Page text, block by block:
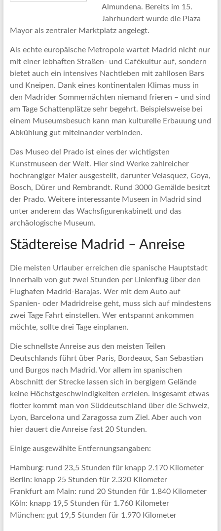
Almundena. Bereits im 15.
Jahrhundert wurde die Plaza
Mayor als zentraler Marktplatz angelegt.
Als echte europäische Metropole wartet Madrid nicht nur
mit einer lebhaften Straßen- und Cafékultur auf, sondern
bietet auch ein intensives Nachtleben mit zahllosen Bars
und Kneipen. Dank eines kontinentalen Klimas muss in
den Madrider Sommernächten niemand frieren – und sind
am Tage Schattenplätze sehr begehrt. Beispielsweise bei
einem Museumsbesuch kann man kulturelle Erbauung und
Abkühlung gut miteinander verbinden.
Das Museo del Prado ist eines der wichtigsten
Kunstmuseen der Welt. Hier sind Werke zahlreicher
hochrangiger Maler ausgestellt, darunter Velasquez, Goya,
Bosch, Dürer und Rembrandt. Rund 3000 Gemälde besitzt
der Prado. Weitere interessante Museen in Madrid sind
unter anderem das Wachsfigurenkabinett und das
archäologische Museum.
Städtereise Madrid – Anreise
Die meisten Urlauber erreichen die spanische Hauptstadt
innerhalb von gut zwei Stunden per Linienflug über den
Flughafen Madrid-Barajas. Wer mit dem Auto auf
Spanien- oder Madridreise geht, muss sich auf mindestens
zwei Tage Fahrt einstellen. Wer entspannt ankommen
möchte, sollte drei Tage einplanen.
Die schnellste Anreise aus den meisten Teilen
Deutschlands führt über Paris, Bordeaux, San Sebastian
und Burgos nach Madrid. Vor allem im spanischen
Abschnitt der Strecke lassen sich in bergigem Gelände
keine Höchstgeschwindigkeiten erzielen. Insgesamt etwas
flotter kommt man von Süddeutschland über die Schweiz,
Lyon, Barcelona und Zaragossa zum Ziel. Aber auch von
hier dauert die Anreise fast 20 Stunden.
Einige ausgewählte Entfernungsangaben:
Hamburg: rund 23,5 Stunden für knapp 2.170 Kilometer
Berlin: knapp 25 Stunden für 2.320 Kilometer
Frankfurt am Main: rund 20 Stunden für 1.840 Kilometer
Köln: knapp 19,5 Stunden für 1.760 Kilometer
München: gut 19,5 Stunden für 1.970 Kilometer